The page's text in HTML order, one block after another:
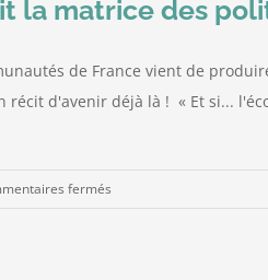
la matrice des
de France vient de
d'avenir déjà là ! « Et si...
fermés